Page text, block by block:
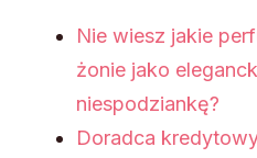
Nie wiesz jakie
żonie jako
niespodziankę?
Doradca